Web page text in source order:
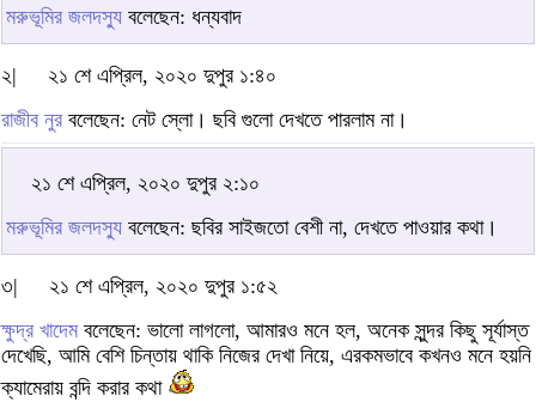
মরুভূমির জলদস্যু বলেছেন: ধন্যবাদ
২|
২১ শে এপ্রিল, ২০২০ দুপুর ১:৪০
রাজীব নুর বলেছেন: নেট স্লো। ছবি গুলো দেখতে পারলাম না।
২১ শে এপ্রিল, ২০২০ দুপুর ২:১০
মরুভূমির জলদস্যু বলেছেন: ছবির সাইজতো বেশী না, দেখতে পাওয়ার কথা।
৩|
২১ শে এপ্রিল, ২০২০ দুপুর ১:৫২
ক্ষুদ্র খাদেমবলেছেন: ভালো লাগলো, আমারও মনে হল, অনেক সুন্দর কিছু সূর্যাস্ত
দেখেছি, আমি বেশি চিন্তায় থাকি নিজের দেখা নিয়ে, এরকমভাবে কখনও মনে হয়নি
ক্যামেরায় বন্দি করার কথা